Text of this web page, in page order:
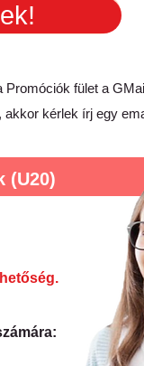
fület a
akkor kérlek írj egy
(U20)